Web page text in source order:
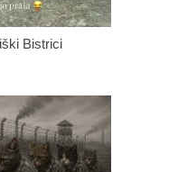
Bistrici